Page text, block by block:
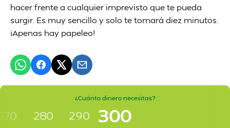
hacer frente a cualquier imprevisto que te pueda
surgir. Es muy sencillo y solo te tomará diez minutos.
¡Apenas hay papeleo!
¿Cuánto dinero necesitas?
280 290 300